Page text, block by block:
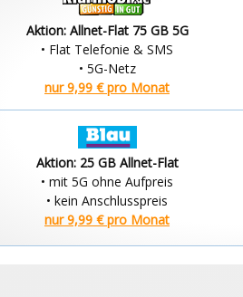
Aktion: Allnet-Flat 75 GB 5G
• Flat Telefonie & SMS
• 5G-Netz
nur 9,99 € pro Monat
Aktion: 25 GB Allnet-Flat
• mit 5G ohne Aufpreis
• kein Anschlusspreis
nur 9,99 € pro Monat